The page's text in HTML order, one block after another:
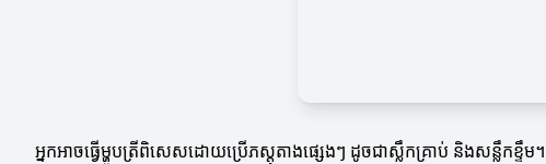
អ្នកអាចធ្វើម្ហូបត្រីពិសេសដោយប្រើភស្តុតាងផ្សេងៗ ដូចជាស្លឹកគ្រាប់ និងសន្លឹកខ្